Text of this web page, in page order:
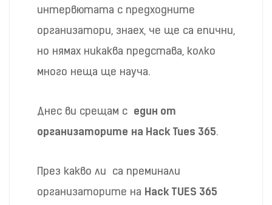
интервютата с предходните
организатори, знаех, че ще са епични,
но нямах никаква представа, колко
много неща ще науча.
Днес ви срещам с един от
организаторите на Hack Tues 365.
През какво ли са преминали
организаторите на Hack TUES 365